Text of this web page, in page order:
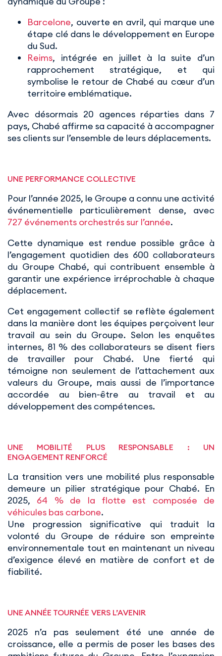
Barcelone, ouverte en avril, qui marque une
étape clé dans le développement en Europe
du Sud.
Reims, intégrée en juillet à la suite d’un
rapprochement stratégique, et qui
symbolise le retour de Chabé au cœur d’un
territoire emblématique.
Avec désormais 20 agences réparties dans 7
pays, Chabé affirme sa capacité à accompagner
ses clients sur l’ensemble de leurs déplacements.
UNE PERFORMANCE COLLECTIVE
Pour l’année 2025, le Groupe a connu une activité
événementielle particulièrement dense, avec
727 événements orchestrés sur l’année.
Cette dynamique est rendue possible grâce à
l’engagement quotidien des 600 collaborateurs
du Groupe Chabé, qui contribuent ensemble à
garantir une expérience irréprochable à chaque
déplacement.
Cet engagement collectif se reflète également
dans la manière dont les équipes perçoivent leur
travail au sein du Groupe. Selon les enquêtes
internes, 81 % des collaborateurs se disent fiers
de travailler pour Chabé. Une fierté qui
témoigne non seulement de l’attachement aux
valeurs du Groupe, mais aussi de l’importance
accordée au bien-être au travail et au
développement des compétences.
UNE MOBILITÉ PLUS RESPONSABLE : UN
ENGAGEMENT RENFORCÉ
La transition vers une mobilité plus responsable
demeure un pilier stratégique pour Chabé. En
2025, 64 % de la flotte est composée de
véhicules bas carbone.
Une progression significative qui traduit la
volonté du Groupe de réduire son empreinte
environnementale tout en maintenant un niveau
d’exigence élevé en matière de confort et de
fiabilité.
UNE ANNÉE TOURNÉE VERS L’AVENIR
2025 n’a pas seulement été une année de
croissance, elle a permis de poser les bases des